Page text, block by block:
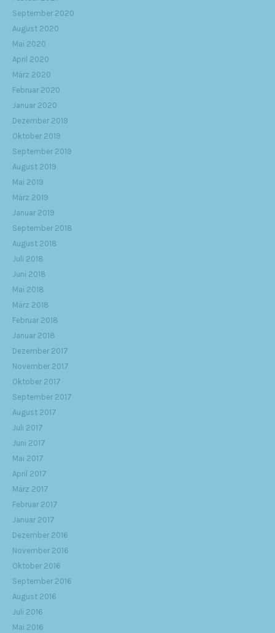
September 2020
August 2020
Mai 2020
April 2020
März 2020
Februar 2020
Januar 2020
Dezember 2019
Oktober 2019
September 2019
August 2019
Mai 2019
März 2019
Januar 2019
September 2018
August 2018
Juli 2018
Juni 2018
Mai 2018
März 2018
Februar 2018
Januar 2018
Dezember 2017
November 2017
Oktober 2017
September 2017
August 2017
Juli 2017
Juni 2017
Mai 2017
April 2017
März 2017
Februar 2017
Januar 2017
Dezember 2016
November 2016
Oktober 2016
September 2016
August 2016
Juli 2016
Mai 2016